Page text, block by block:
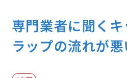
専門業者に聞く
ラップの流れが